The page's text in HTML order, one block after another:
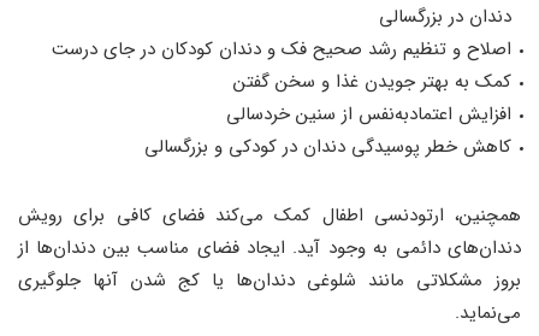
دندان در بزرگسالی
اصلاح و تنظیم رشد صحیح فک و دندان کودکان در جای درست
کمک به بهتر جویدن غذا و سخن گفتن
افزایش اعتمادبه‌نفس از سنین خردسالی
کاهش خطر پوسیدگی دندان در کودکی و بزرگسالی
همچنین، ارتودنسی اطفال کمک می‌کند فضای کافی برای رویش
دندان‌های دائمی به وجود آید. ایجاد فضای مناسب بین دندان‌ها از
بروز مشکلاتی مانند شلوغی دندان‌ها یا کج شدن آنها جلوگیری
می‌نماید.